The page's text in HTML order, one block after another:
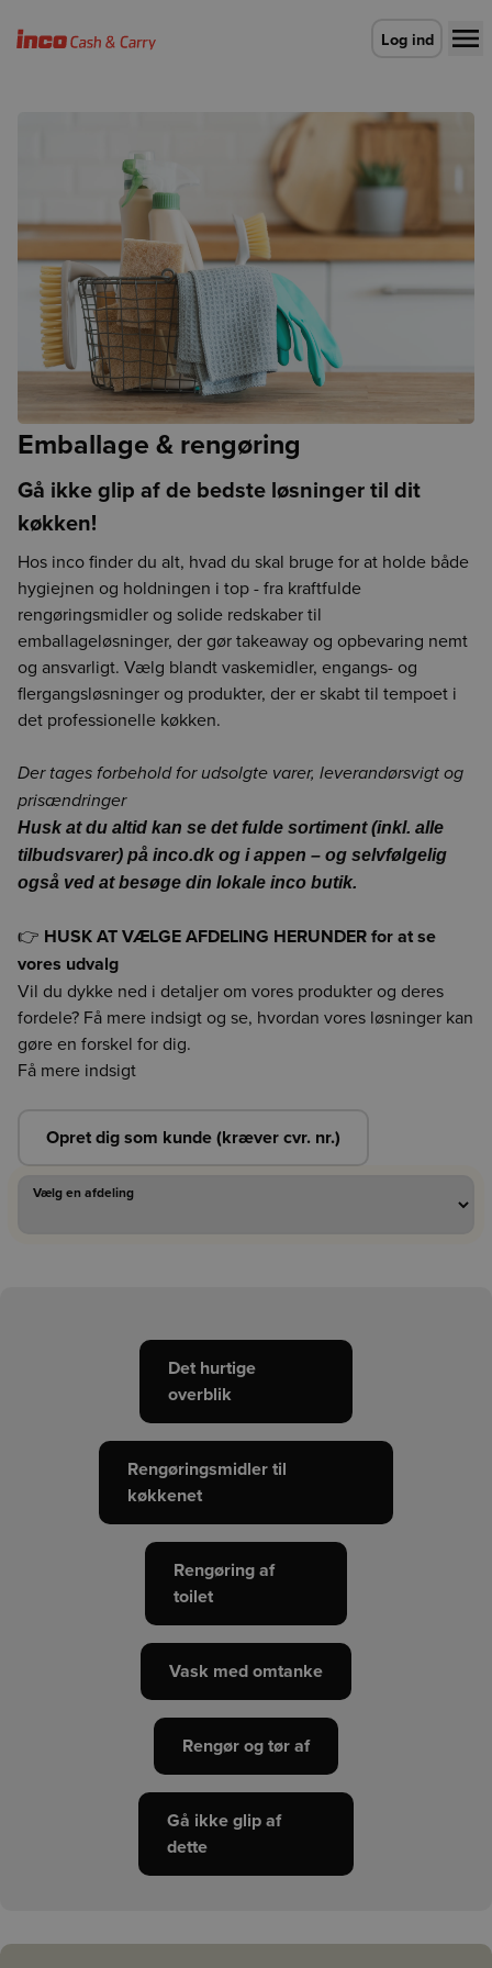
Log ind
Emballage & rengøring
Gå ikke glip af de bedste løsninger til dit
køkken!
Hos inco finder du alt, hvad du skal bruge for at holde både
hygiejnen og holdningen i top - fra kraftfulde
rengøringsmidler og solide redskaber til
emballageløsninger, der gør takeaway og opbevaring nemt
og ansvarligt. Vælg blandt vaskemidler, engangs- og
flergangsløsninger og produkter, der er skabt til tempoet i
det professionelle køkken.
Der tages forbehold for udsolgte varer, leverandørsvigt og
prisændringer
Husk at du altid kan se det fulde sortiment (inkl. alle
tilbudsvarer) på inco.dk og i appen – og selvfølgelig
også ved at besøge din lokale inco butik.
👉 HUSK AT VÆLGE AFDELING HERUNDER for at se
vores udvalg
Vil du dykke ned i detaljer om vores produkter og deres
fordele? Få mere indsigt og se, hvordan vores løsninger kan
gøre en forskel for dig.
Få mere indsigt
Opret dig som kunde (kræver cvr. nr.)
Vælg en afdeling
Vælg en afdeling
Det hurtige
overblik
Rengøringsmidler til
køkkenet
Rengøring af
toilet
Vask med omtanke
Rengør og tør af
Gå ikke glip af
dette